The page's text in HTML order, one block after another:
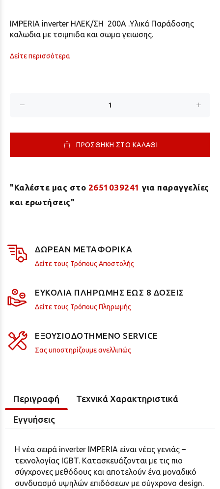
ΙΜPERIΑ inverter ΗΛΕΚ/ΣΗ 200A .Υλικά Παράδοσης
καλωδια με τσιμπιδα και σωμα γειωσης.
Δείτε περισσότερα
ΠΡΟΣΘΗΚΗ ΣΤΟ ΚΑΛΑΘΙ
"Καλέστε μας στο 2651039241 για παραγγελίες
και ερωτήσεις"
ΔΩΡΕΑΝ ΜΕΤΑΦΟΡΙΚΑ
Δείτε τους Τρόπους Αποστολής
ΕΥΚΟΛΙΑ ΠΛΗΡΩΜΗΣ ΕΩΣ 8 ΔΟΣΕΙΣ
Δείτε τους Τρόπους Πληρωμής
ΕΞΟΥΣΙΟΔΟΤΗΜΕΝΟ SERVICE
Σας υποστηρίζουμε ανελλιπώς
Περιγραφή Τεχνικά Χαρακτηριστικά
Εγγυήσεις
Η νέα σειρά inverter IMPERIA είναι νέας γενιάς –
τεχνολογίας IGBT. Κατασκευάζονται με τις πιο
σύγχρονες μεθόδους και αποτελούν ένα μοναδικό
συνδυασμό υψηλών επιδόσεων με σύγχρονο design.